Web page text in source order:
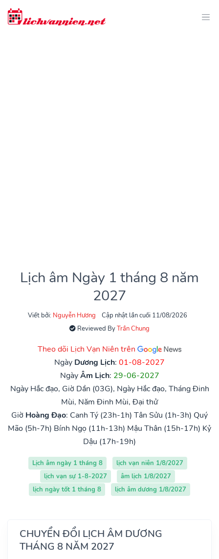
Lịch âm Ngày 1 tháng 8 năm
2027
Viết bởi: Nguyễn Hương
Cập nhật lần cuối 11/08/2026
Reviewed ByTrần Chung
Theo dõi Lịch Vạn Niên trên
Ngày Dương Lịch: 01-08-2027
NgàyÂm Lịch: 29-06-2027
Ngày Hắc đạo, Giờ Dần (03G), Ngày Hắc đạo, Tháng Đinh
Mùi, Năm Đinh Mùi, Đại thử
Giờ Hoàng Đạo: Canh Tý (23h-1h) Tân Sửu (1h-3h) Quý
Mão (5h-7h) Bính Ngọ (11h-13h) Mậu Thân (15h-17h) Kỷ
Dậu (17h-19h)
Lịch âm ngày 1 tháng 8
lịch vạn niên 1/8/2027
lịch vạn sự 1-8-2027
âm lịch 1/8/2027
lịch ngày tốt 1 tháng 8
lịch âm dương 1/8/2027
CHUYỂN ĐỔI LỊCH ÂM DƯƠNG
THÁNG 8 NĂM 2027